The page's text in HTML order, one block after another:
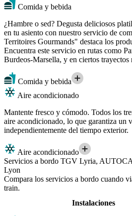
Comida y bebida
¿Hambre o sed? Degusta deliciosos
en tu asiento con nuestro servicio de
Territoires Gourmands" destaca los
Encuentra este servicio en rutas como
Burdeos-Marsella, y en ciertos trayectos
Comida y bebida
Aire acondicionado
Mantente fresco y cómodo. Todos los
aire acondicionado, lo que garantiza un
independientemente del tiempo exterior.
Aire acondicionado
Servicios a bordo TGV Lyria,
Lyon
Compara los servicios a bordo cuando
train.
Instalaciones